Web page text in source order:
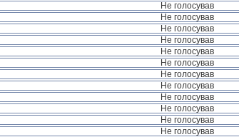
Не голосував
Не голосував
Не голосував
Не голосував
Не голосував
Не голосував
Не голосував
Не голосував
Не голосував
Не голосував
Не голосував
Не голосував